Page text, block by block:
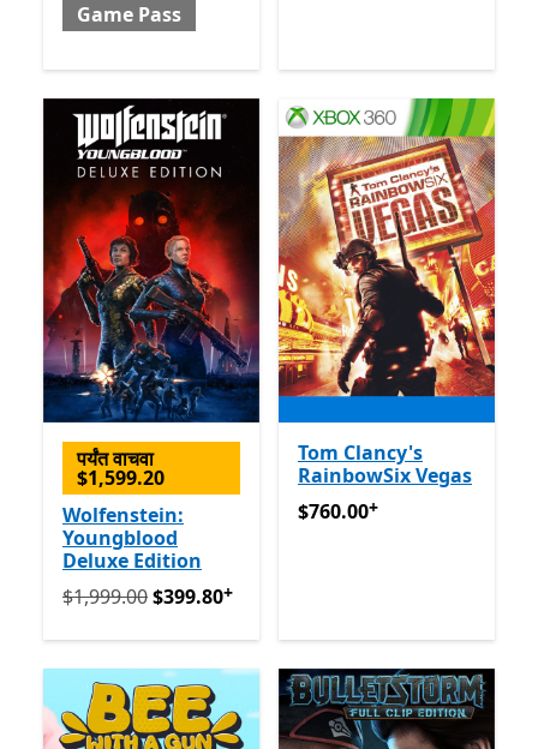
Game Pass
पर्यंत वाचवा
$1,599.20
Wolfenstein:
Youngblood
Deluxe Edition
मूलतः $1,999.00 आता $399.80
$1,999.00$399.80+
Tom Clancy's
RainbowSix Vegas
$760.00अॅप खरेदीमधले ऑफर्स
$760.00+